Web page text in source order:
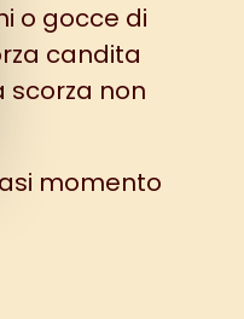
o gocce di
candita
scorza non
momento